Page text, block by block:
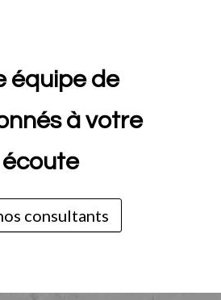
équipe de
à votre
écoute
consultants